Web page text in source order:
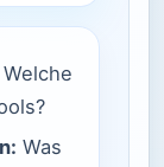
Welche
Was